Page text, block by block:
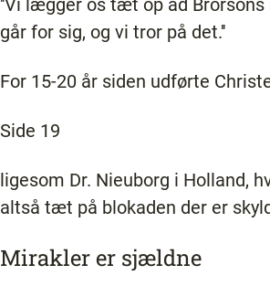
''Vi lægger os tæt op ad Brorsons
går for sig, og vi tror på det.''
For 15-20 år siden udførte
Side 19
ligesom Dr. Nieuborg i Holland,
altså tæt på blokaden der er
Mirakler er sjældne